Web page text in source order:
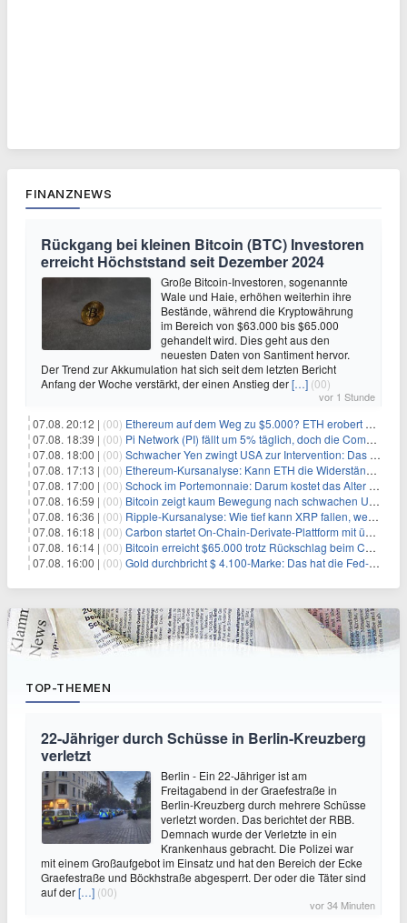
FINANZNEWS
Rückgang bei kleinen Bitcoin (BTC) Investoren
erreicht Höchststand seit Dezember 2024
Große Bitcoin-Investoren, sogenannte
Wale und Haie, erhöhen weiterhin ihre
Bestände, während die Kryptowährung
im Bereich von $63.000 bis $65.000
gehandelt wird. Dies geht aus den
neuesten Daten von Santiment hervor.
Der Trend zur Akkumulation hat sich seit dem letzten Bericht
Anfang der Woche verstärkt, der einen Anstieg der[…] (00)
vor 1 Stunde
07.08. 20:12 | (00) Ethereum auf dem Weg zu $5.000? ETH erobert wichtige Marke zurück, während Institutionen weiter akkumulieren
07.08. 18:39 | (00) Pi Network (PI) fällt um 5% täglich, doch die Community bleibt optimistisch
07.08. 18:00 | (00) Schwacher Yen zwingt USA zur Intervention: Das größte Risiko seit 15 Jahren
07.08. 17:13 | (00) Ethereum-Kursanalyse: Kann ETH die Widerstände der gleitenden Durchschnitte überwinden?
07.08. 17:00 | (00) Schock im Portemonnaie: Darum kostet das Alter deutlich mehr als Sie denken
07.08. 16:59 | (00) Bitcoin zeigt kaum Bewegung nach schwachen US-Arbeitsmarktdaten, Fed-Zinserhöhungschancen sinken auf 44%
07.08. 16:36 | (00) Ripple-Kursanalyse: Wie tief kann XRP fallen, wenn die $1-Unterstützung am Wochenende verloren geht?
07.08. 16:18 | (00) Carbon startet On-Chain-Derivate-Plattform mit über 950 Märkten in einem Konto
07.08. 16:14 | (00) Bitcoin erreicht $65.000 trotz Rückschlag beim CLARITY Act und fehlendem US-Iran-Abkommen
07.08. 16:00 | (00) Gold durchbricht $ 4.100-Marke: Das hat die Fed-Entscheidung ausgelöst
TOP-THEMEN
22-Jähriger durch Schüsse in Berlin-Kreuzberg
verletzt
Berlin - Ein 22-Jähriger ist am
Freitagabend in der Graefestraße in
Berlin-Kreuzberg durch mehrere Schüsse
verletzt worden. Das berichtet der RBB.
Demnach wurde der Verletzte in ein
Krankenhaus gebracht. Die Polizei war
mit einem Großaufgebot im Einsatz und hat den Bereich der Ecke
Graefestraße und Böckhstraße abgesperrt. Der oder die Täter sind
auf der[…] (00)
vor 34 Minuten